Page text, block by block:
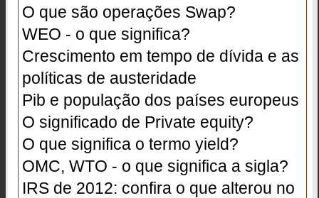
O que são operações Swap?
WEO - o que significa?
Crescimento em tempo de dívida e as
políticas de austeridade
Pib e população dos países europeus
O significado de Private equity?
O que significa o termo yield?
OMC, WTO - o que significa a sigla?
IRS de 2012: confira o que alterou no